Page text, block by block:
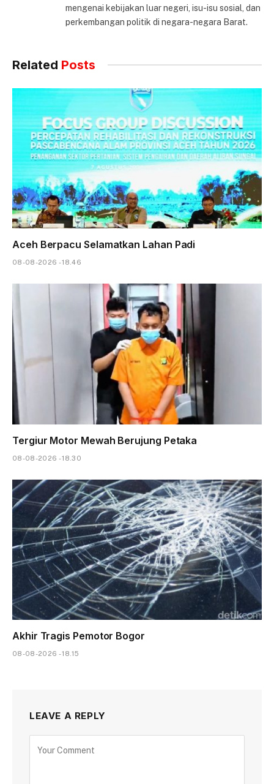
mengenai kebijakan luar negeri, isu-isu sosial, dan
perkembangan politik di negara-negara Barat.
Related Posts
Aceh Berpacu Selamatkan Lahan Padi
08-08-2026 - 18.46
Tergiur Motor Mewah Berujung Petaka
08-08-2026 - 18.30
Akhir Tragis Pemotor Bogor
08-08-2026 - 18.15
LEAVE A REPLY